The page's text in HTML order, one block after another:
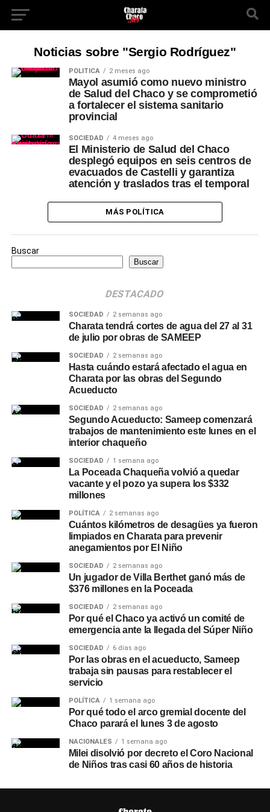
Noticias sobre "Sergio Rodríguez"
POLÍTICA 2 meses ago
Mayol asumió como nuevo ministro
de Salud del Chaco y se comprometió
a fortalecer el sistema sanitario
provincial
SOCIEDAD 4 meses ago
El Ministerio de Salud del Chaco
desplegó equipos en seis centros de
evacuados de Castelli y garantiza
atención y traslados tras el temporal
MÁS POLÍTICA
Buscar
Buscar
DESTACADO
SOCIEDAD 2 semanas ago
Charata tendrá cortes de agua del 27 al 31
de julio por obras de SAMEEP
SOCIEDAD 2 semanas ago
Hasta cuándo estará afectado el agua en
Charata por las obras del Segundo
Acueducto
SOCIEDAD 2 semanas ago
Segundo Acueducto: Sameep comenzará
trabajos de mantenimiento este lunes en el
interior chaqueño
SOCIEDAD 1 semana ago
La Poceada Chaqueña volvió a quedar
vacante y el pozo ya supera los $332
millones
POLÍTICA 2 semanas ago
Cuántos kilómetros de desagües ya fueron
limpiados en Charata para prevenir
anegamientos por El Niño
SOCIEDAD 2 semanas ago
Un jugador de Villa Berthet ganó más de
$376 millones en la Poceada
SOCIEDAD 2 semanas ago
Por qué el Chaco ya activó un comité de
emergencia ante la llegada del Súper Niño
SOCIEDAD 6 días ago
Por las obras en el acueducto, Sameep
trabaja sin pausas para restablecer el
servicio
POLÍTICA 1 semana ago
Por qué todo el arco gremial docente del
Chaco parará el lunes 3 de agosto
NACIONALES 1 semana ago
Milei disolvió por decreto el Coro Nacional
de Niños tras casi 60 años de historia